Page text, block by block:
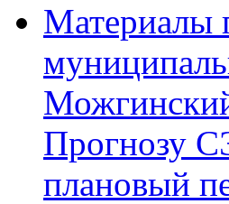
Материалы
Прогнозу
плановый